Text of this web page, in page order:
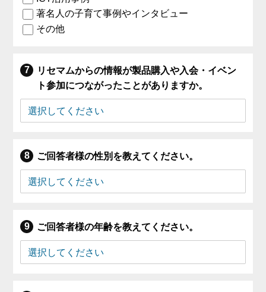
著名人の子育て事例やインタビュー
その他
リセマムからの情報が製品購入や入会・イベン
ト参加につながったことがありますか。
ご回答者様の性別を教えてください。
ご回答者様の年齢を教えてください。